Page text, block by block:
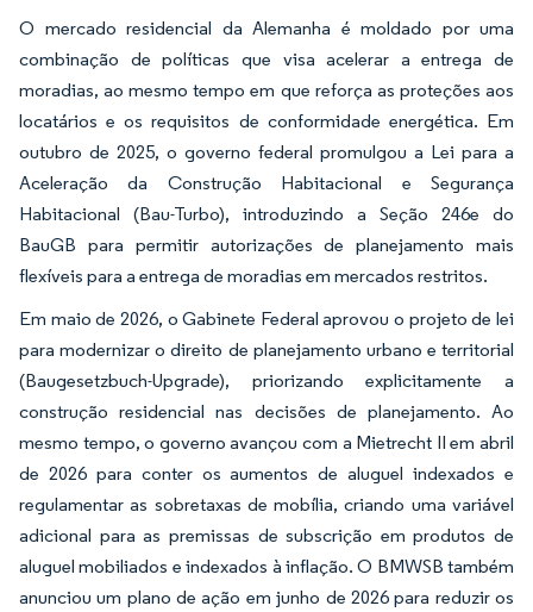
O mercado residencial da Alemanha é moldado por uma
combinação de políticas que visa acelerar a entrega de
moradias, ao mesmo tempo em que reforça as proteções aos
locatários e os requisitos de conformidade energética. Em
outubro de 2025, o governo federal promulgou a Lei para a
Aceleração da Construção Habitacional e Segurança
Habitacional (Bau-Turbo), introduzindo a Seção 246e do
BauGB para permitir autorizações de planejamento mais
flexíveis para a entrega de moradias em mercados restritos.
Em maio de 2026, o Gabinete Federal aprovou o projeto de lei
para modernizar o direito de planejamento urbano e territorial
(Baugesetzbuch-Upgrade), priorizando explicitamente a
construção residencial nas decisões de planejamento. Ao
mesmo tempo, o governo avançou com a Mietrecht II em abril
de 2026 para conter os aumentos de aluguel indexados e
regulamentar as sobretaxas de mobília, criando uma variável
adicional para as premissas de subscrição em produtos de
aluguel mobiliados e indexados à inflação. O BMWSB também
anunciou um plano de ação em junho de 2026 para reduzir os